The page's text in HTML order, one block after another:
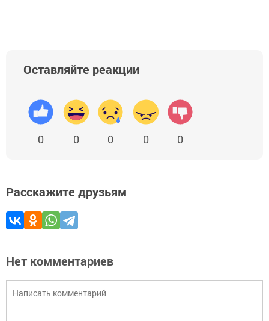
Оставляйте реакции
0 0 0 0 0
Расскажите друзьям
Нет комментариев